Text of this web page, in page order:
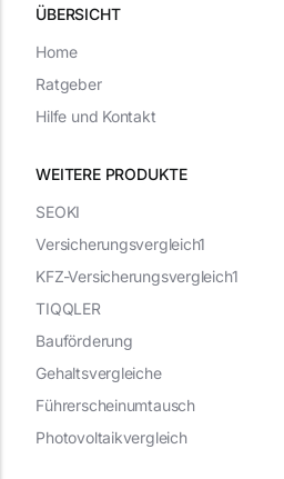
ÜBERSICHT
WEITERE PRODUKTE
SEOKI
Versicherungsvergleich1
KFZ-Versicherungsvergleich1
TIQQLER
Bauförderung
Gehaltsvergleiche
Führerscheinumtausch
Photovoltaikvergleich
Home
Ratgeber
Hilfe und Kontakt